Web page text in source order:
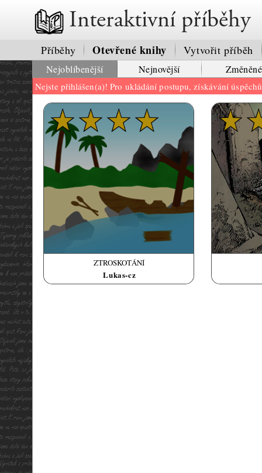
Interaktivní příběhy
Příběhy Otevřené knihy Vytvořit příběh
Nejoblíbenější Nejnovější Změněné
Nejste přihlášen(a)! Pro ukládání postupu, získávání
ZTROSKOTÁNÍ
Lukas-cz